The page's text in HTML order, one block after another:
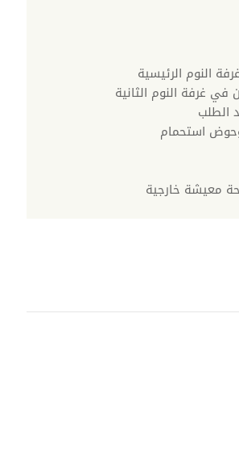
النوم الرئيسية
في غرفة النوم الثانية
الطلب
استحمام
معيشة خارجية